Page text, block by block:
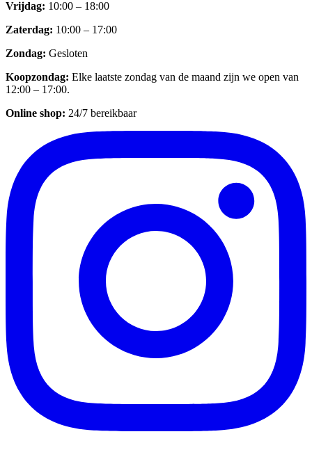
Vrijdag: 10:00 – 18:00
Zaterdag: 10:00 – 17:00
Zondag: Gesloten
Koopzondag: Elke laatste zondag van de maand zijn we open van
12:00 – 17:00.
Online shop: 24/7 bereikbaar